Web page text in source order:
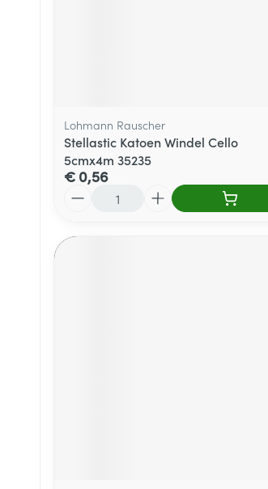
Lohmann Rauscher
Stellastic Katoen Windel Cello
5cmx4m 35235
€ 0,56